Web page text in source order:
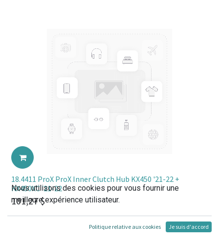
18.4411 ProX ProX Inner Clutch Hub KX450 '21-22 +
KX450XC '21-22
101,27$
Nous utilisons des cookies pour vous fournir une
meilleure expérience utilisateur.
Politique relative aux cookies Je suis d'accord